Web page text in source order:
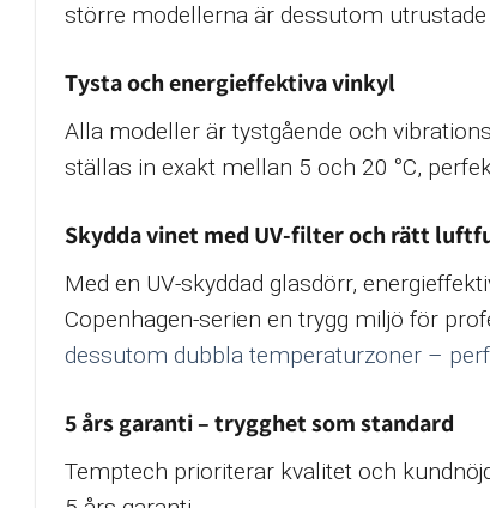
större modellerna är dessutom
Tysta och energieffektiva vinkyl
Alla modeller är tystgående och
ställas in exakt mellan 5 och 20 °C,
Skydda vinet med UV-filter och rätt
Med en UV-skyddad glasdörr,
Copenhagen-serien en trygg miljö för
dessutom dubbla temperaturzoner –
5 års garanti – trygghet som standard
Temptech prioriterar kvalitet och